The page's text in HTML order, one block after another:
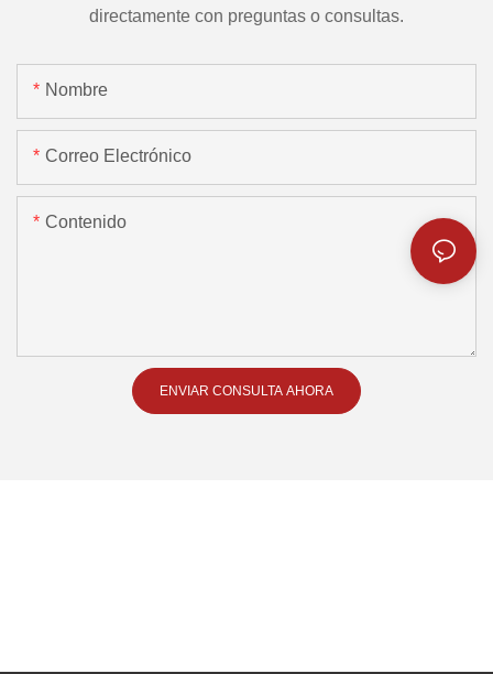
directamente con preguntas o consultas.
Nombre
Correo Electrónico
Contenido
ENVIAR CONSULTA AHORA